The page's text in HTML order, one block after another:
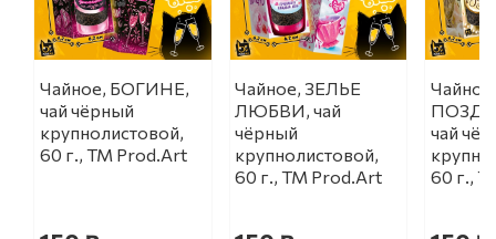
Чайное, БОГИНЕ,
чай чёрный
крупнолистовой,
60 г., TM Prod.Art
Чайное, ЗЕЛЬЕ
ЛЮБВИ, чай
чёрный
крупнолистовой,
60 г., TM Prod.Art
Чайное,
чай
60 г.,